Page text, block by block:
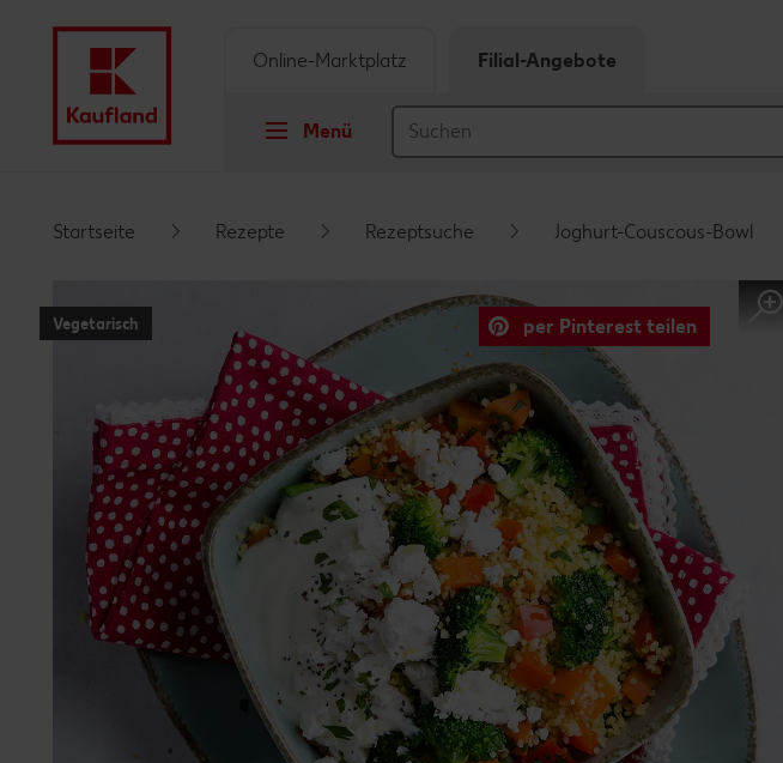
Footer
Schwebender Seitenbereich
Menü
Online-Marktplatz Filial-Angebote
Startseite Rezepte Rezeptsuche Joghurt-Couscous-Bowl
Vegetarisch per Pinterest teilen